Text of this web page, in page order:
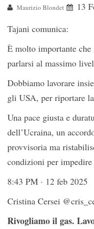
Maurizio Blondet
13
Tajani comunica:
È molto importante
parlarsi al massimo
Dobbiamo lavorare
gli USA, per riportare
Una pace giusta e
dell’Ucraina, un
provvisoria ma
condizioni per impedire
8:43 PM · 12 feb 2025
Cristina Cersei
Rivogliamo il gas.